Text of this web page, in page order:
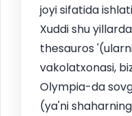
joyi sifatida
Xuddi shu
thesauros
vakolatxonasi,
Olympia-da
(ya'ni